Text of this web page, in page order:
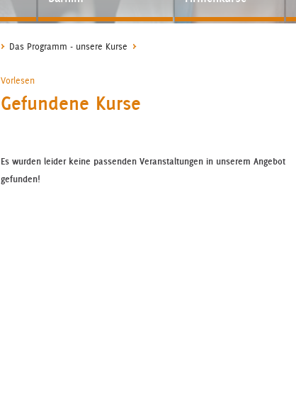
Das Programm - unsere Kurse
Vorlesen
Gefundene Kurse
Es wurden leider keine passenden Veranstaltungen in unserem Angebot
gefunden!